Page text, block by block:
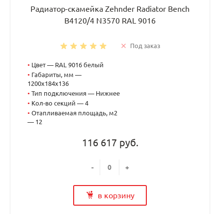
Радиатор-скамейка Zehnder Radiator Bench
B4120/4 N3570 RAL 9016
Под заказ
• Цвет — RAL 9016 белый
• Габариты, мм —
1200x184x136
• Тип подключения — Нижнее
• Кол-во секций — 4
• Отапливаемая площадь, м2
— 12
116 617 руб.
- +
в корзину